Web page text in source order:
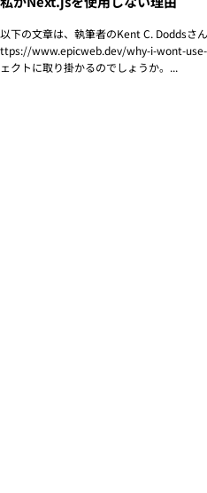
以下の文章は、執筆者のKent C. Doddsさ
ttps://www.epicweb.dev/why-i-wont-use-
ェクトに取り掛かるのでしょうか。...